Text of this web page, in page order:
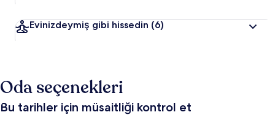
Evinizdeymiş gibi hissedin (6)
Oda seçenekleri
Bu tarihler için müsaitliği kontrol et